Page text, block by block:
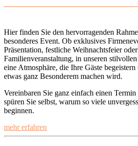
Hier finden Sie den hervorragenden
besonderes Event. Ob exklusives
Präsentation, festliche Weihnachtsfeier
Familienveranstaltung, in unseren
eine Atmosphäre, die Ihre Gäste
etwas ganz Besonderem machen wird.
Vereinbaren Sie ganz einfach einen
spüren Sie selbst, warum so viele
beginnen.
mehr erfahren